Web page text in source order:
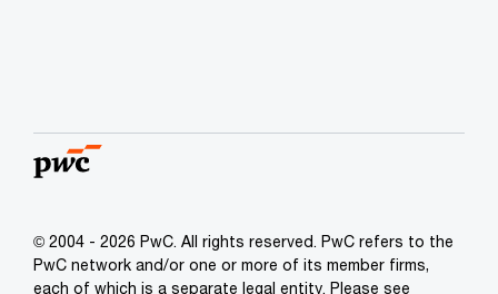
© 2004 - 2026 PwC. All rights reserved. PwC refers to the
PwC network and/or one or more of its member firms,
each of which is a separate legal entity. Please see